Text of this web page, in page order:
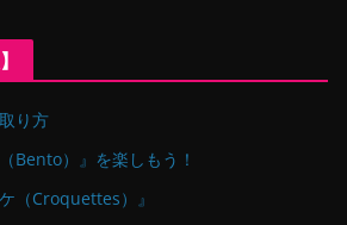
り方
Bento）』を楽しもう！
（Croquettes）』